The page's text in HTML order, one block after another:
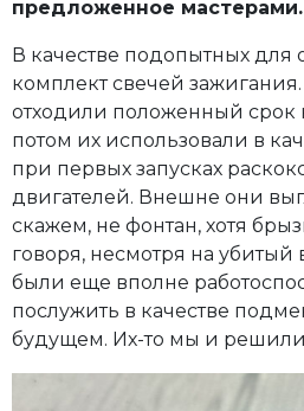
предложенное мастерами.
В качестве подопытных для
комплект свечей
отходили положенный срок
потом их использовали в
при первых запусках
двигателей. Внешне они
скажем, не фонтан, хотя
говоря, несмотря на
были еще вполне
послужить в качестве
будущем. Их-то мы и решили